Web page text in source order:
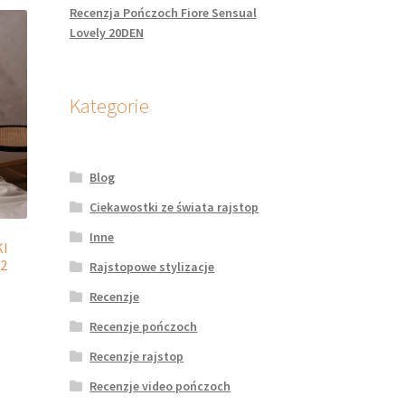
Recenzja Pończoch Fiore Sensual
Lovely 20DEN
Kategorie
Blog
Ciekawostki ze świata rajstop
Inne
Rajstopowe stylizacje
Recenzje
Recenzje pończoch
Recenzje rajstop
Recenzje video pończoch